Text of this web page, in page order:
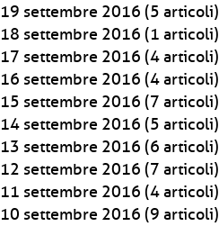
19 settembre 2016 (5 articoli)
18 settembre 2016 (1 articoli)
17 settembre 2016 (4 articoli)
16 settembre 2016 (4 articoli)
15 settembre 2016 (7 articoli)
14 settembre 2016 (5 articoli)
13 settembre 2016 (6 articoli)
12 settembre 2016 (7 articoli)
11 settembre 2016 (4 articoli)
10 settembre 2016 (9 articoli)